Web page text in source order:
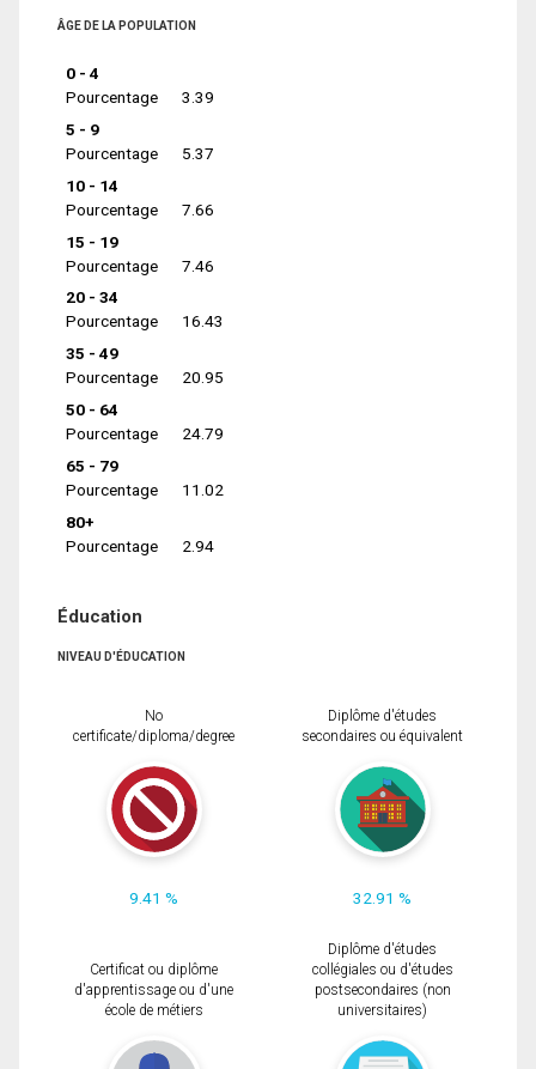
ÂGE DE LA POPULATION
0 - 4
Pourcentage
3.39
5 - 9
Pourcentage
5.37
10 - 14
Pourcentage
7.66
15 - 19
Pourcentage
7.46
20 - 34
Pourcentage
16.43
35 - 49
Pourcentage
20.95
50 - 64
Pourcentage
24.79
65 - 79
Pourcentage
11.02
80+
Pourcentage
2.94
Éducation
NIVEAU D'ÉDUCATION
No
certificate/diploma/degree
9.41 %
Diplôme d'études
secondaires ou équivalent
32.91 %
Certificat ou diplôme
d'apprentissage ou d'une
école de métiers
Diplôme d'études
collégiales ou d'études
postsecondaires (non
universitaires)